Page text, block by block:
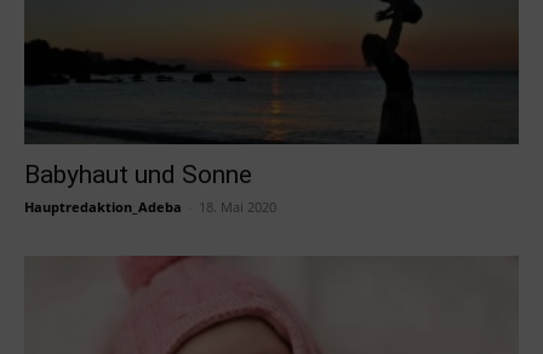
Babyhaut und Sonne
Hauptredaktion_Adeba 18. Mai 2020